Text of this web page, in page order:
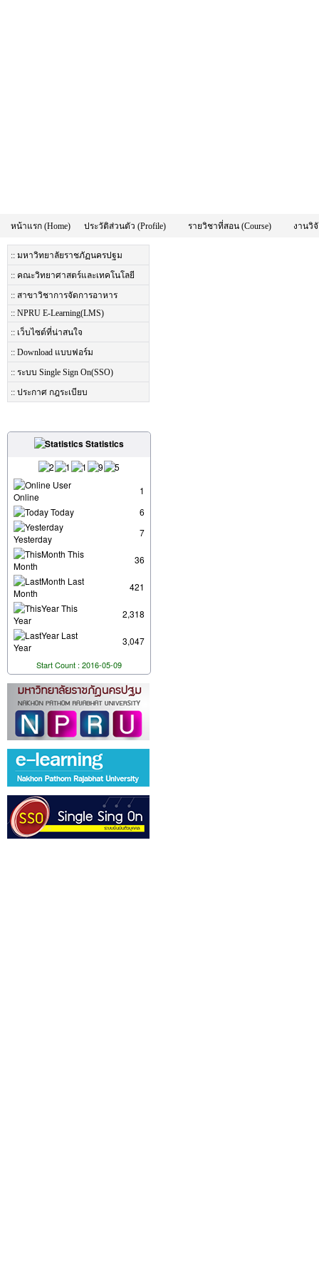
หน้าแรก (Home) ประวัติส่วนตัว (Profile) รายวิชาที่สอน (Course) งานวิจั
:: มหาวิทยาลัยราชภัฏนครปฐม
:: คณะวิทยาศาสตร์และเทคโนโลยี
:: สาขาวิชาการจัดการอาหาร
:: NPRU E-Learning(LMS)
:: เว็บไซต์ที่น่าสนใจ
:: Download แบบฟอร์ม
:: ระบบ Single Sign On(SSO)
:: ประกาศ กฎระเบียบ
Statistics
User
Online
1
Today
6
Yesterday
7
This
Month
36
Last
Month
421
This
Year
2,318
Last
Year
3,047
Start Count : 2016-05-09